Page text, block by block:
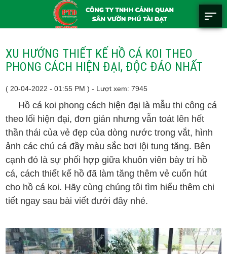
XU HƯỚNG THIẾT KẾ HỒ CÁ KOI THEO
PHONG CÁCH HIỆN ĐẠI, ĐỘC ĐÁO NHẤT
( 20-04-2022 - 01:55 PM ) - Lượt xem: 7945
Hồ cá koi phong cách hiện đại là mẫu thi công cá
theo lối hiện đại, đơn giản nhưng vẫn toát lên hết
thần thái của vẻ đẹp của dòng nước trong vắt, hình
ảnh các chú cá đầy màu sắc bơi lội tung tăng. Bên
cạnh đó là sự phối hợp giữa khuôn viên bày trí hồ
cá, cách thiết kế hồ đã làm tăng thêm vẻ cuốn hút
cho hồ cá koi. Hãy cùng chúng tôi tìm hiểu thêm chi
tiết ngay sau bài viết đưới đây nhé.